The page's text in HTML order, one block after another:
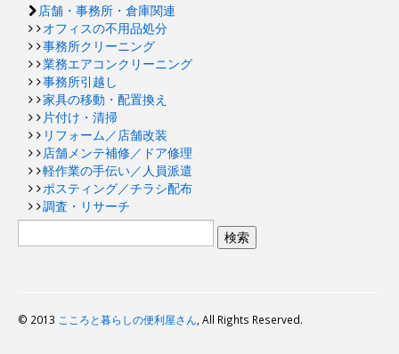
店舗・事務所・倉庫関連
オフィスの不用品処分
事務所クリーニング
業務エアコンクリーニング
事務所引越し
家具の移動・配置換え
片付け・清掃
リフォーム／店舗改装
店舗メンテ補修／ドア修理
軽作業の手伝い／人員派遣
ポスティング／チラシ配布
調査・リサーチ
© 2013 こころと暮らしの便利屋さん , All Rights Reserved.